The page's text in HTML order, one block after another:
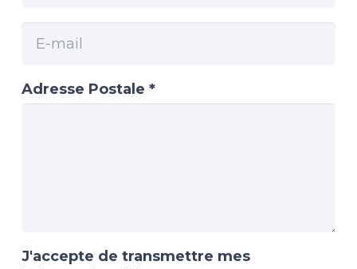
Adresse Postale *
J'accepte de transmettre mes